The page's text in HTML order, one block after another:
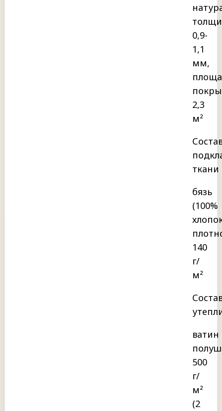
0,9-
1,1
мм,
2,3
м²
ткани
бязь
(100%
140
г/
м²
ватин
500
г/
м²
(2